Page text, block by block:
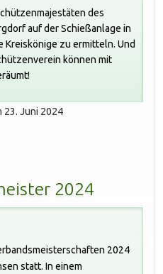
des
auf der Schießanlage in
Kreiskönige zu ermitteln. Und
können mit
23. Juni 2024
2024
2024
statt. In einem